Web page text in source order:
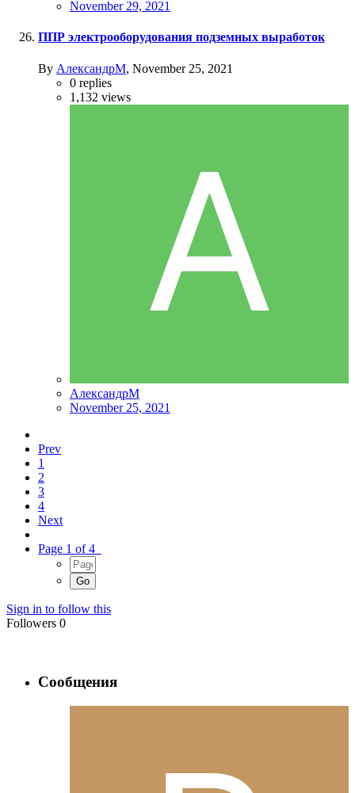
November 29, 2021
ППР электрооборудования подземных выработок
By АлександрМ, November 25, 2021
0 replies
1,132 views
АлександрМ
November 25, 2021
Prev
1
2
3
4
Next
Page 1 of 4
Sign in to follow this
Followers 0
Сообщения